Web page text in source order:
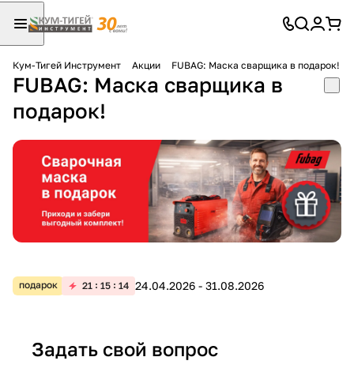
Кум-Тигей Инструмент Акции FUBAG: Маска сварщика в подарок!
FUBAG: Маска сварщика в
подарок!
подарок 21 15 14 24.04.2026 - 31.08.2026
Задать свой вопрос
Для клиентов всех банков
Разбейте
оплатуна части
без переплат
График платежей
Сегодня